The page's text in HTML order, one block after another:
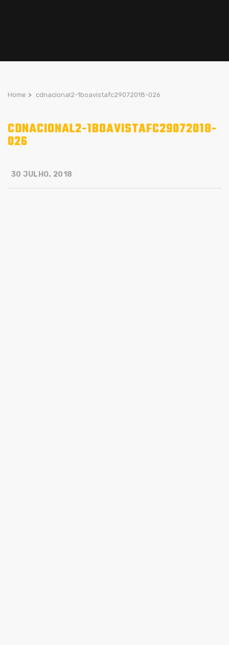
Home > cdnacional2-1boavistafc29072018-026
CDNACIONAL2-1BOAVISTAFC29072018-
026
30 JULHO, 2018